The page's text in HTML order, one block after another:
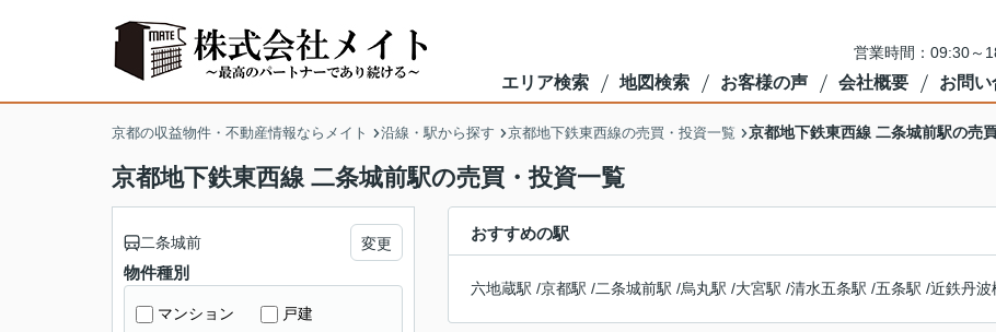
営業時間：09:30～
エリア検索 地図検索 お客様の声 会社概要 お問い
京都の収益物件・不動産情報ならメイト 沿線・駅から探す 京都地下鉄東西線の売買・投資一覧 京都地下鉄東西線 二条城前駅の売
京都地下鉄東西線 二条城前駅の売買・投資一覧
おすすめの駅
六地蔵駅 /京都駅 /二条城前駅 /烏丸駅 /大宮駅 /清水五条駅 /五条駅 /近鉄丹波
二条城前 変更
物件種別
マンション 戸建